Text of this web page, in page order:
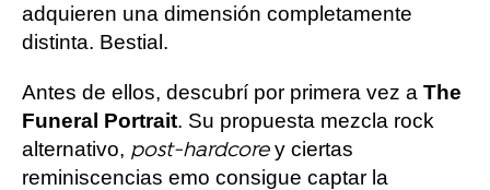
adquieren una dimensión completamente
distinta. Bestial.
Antes de ellos, descubrí por primera vez a The
Funeral Portrait. Su propuesta mezcla rock
alternativo, post-hardcorey ciertas
reminiscencias emo consigue captar la